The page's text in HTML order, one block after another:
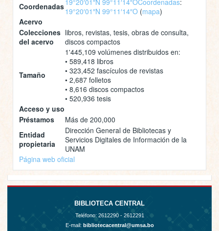
Coordenadas19°20′01″N 99°11′14″O (mapa)
Acervo
Colecciones
del acervo
libros, revistas, tesis, obras de consulta,
discos compactos
Tamaño
1'445,109 volúmenes distribuidos en:
• 589,418 libros
• 323,452 fascículos de revistas
• 2,687 folletos
• 8,616 discos compactos
• 520,936 tesis
Acceso y uso
Préstamos
Más de 200,000
Entidad
propietaria
Dirección General de Bibliotecas y
Servicios Digitales de Información de la
UNAM
Página web oficial
BIBLIOTECA CENTRAL
Teléfono: 2612290 - 2612291
E-mail: bibliotecacentral@umsa.bo